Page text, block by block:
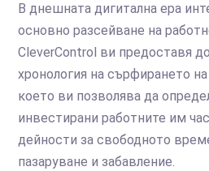
В днешната дигитална ера
основно разсейване на
CleverControl ви предоставя
хронология на сърфирането
което ви позволява да
инвестирани работните им
дейности за свободното
пазаруване и забавление.